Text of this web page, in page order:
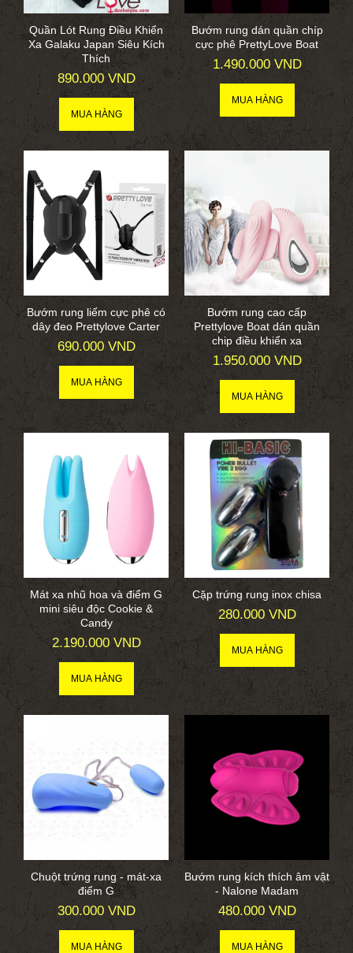
Quần Lót Rung Điều Khiển
Xa Galaku Japan Siêu Kích
Thích
890.000 VND
Bướm rung dán quần chíp
cực phê PrettyLove Boat
1.490.000 VND
Bướm rung liếm cực phê có
dây đeo Prettylove Carter
690.000 VND
Bướm rung cao cấp
Prettylove Boat dán quần
chip điều khiển xa
1.950.000 VND
Mát xa nhũ hoa và điểm G
mini siêu độc Cookie &
Candy
2.190.000 VND
Cặp trứng rung inox chisa
280.000 VND
Chuột trứng rung - mát-xa
điểm G
300.000 VND
Bướm rung kích thích âm vật
- Nalone Madam
480.000 VND